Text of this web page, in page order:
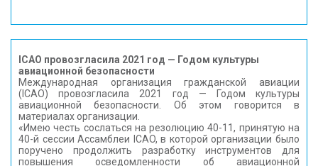
ICAO провозгласила 2021 год — Годом культуры
авиационной безопасности
Международная организация гражданской авиации
(ICAO) провозгласила 2021 год — Годом культуры
авиационной безопасности. Об этом говорится в
материалах организации.
«Имею честь сослаться на резолюцию 40-11, принятую на
40-й сессии Ассамблеи ICAO, в которой организации было
поручено продолжить разработку инструментов для
повышения осведомленности об авиационной